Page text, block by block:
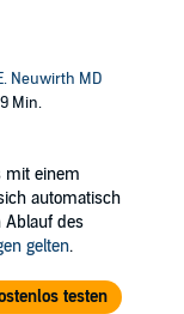
Neuwirth MD
Min.
mit einem
automatisch
Ablauf des
gelten.
testen